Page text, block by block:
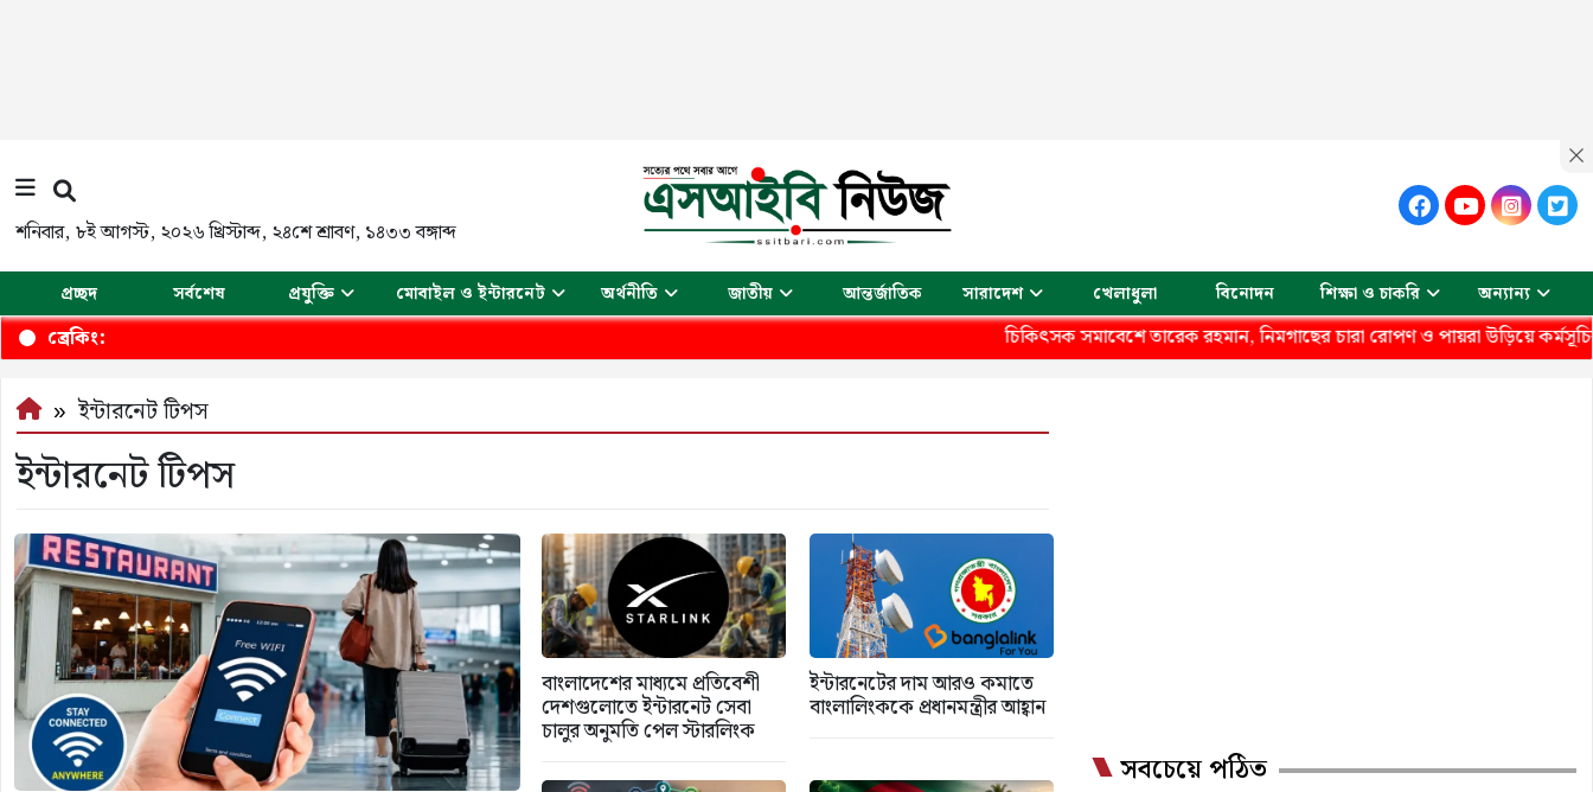
শনিবার,৮ই আগস্ট, ২০২৬ খ্রিস্টাব্দ,২৪শে শ্রাবণ, ১৪৩৩ বঙ্গাব্দ
প্রচ্ছদ সর্বশেষ প্রযুক্তি মোবাইল ও ইন্টারনেট অর্থনীতি জাতীয় আন্তর্জাতিক সারাদেশ খেলাধুলা বিনোদন শিক্ষা ও চাকরি অন্যান্য
ব্রেকিং: চিকিৎসক সমাবেশে তারেক রহমান, নিমগাছের চারা রোপণ ও পায়রা উড়িয়ে কর্মসূচির সূচনা
ইন্টারনেট টিপস
ইন্টারনেট টিপস
বাংলাদেশের মাধ্যমে প্রতিবেশী
দেশগুলোতে ইন্টারনেট সেবা
চালুর অনুমতি পেল স্টারলিংক
ইন্টারনেটের দাম আরও কমাতে
বাংলালিংককে প্রধানমন্ত্রীর আহ্বান
সবচেয়ে পঠিত